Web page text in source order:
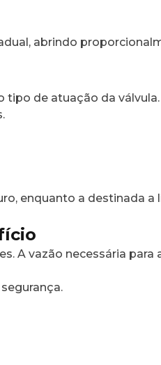
abrindo
tipo de atuação da válvula.
enquanto a destinada a
A vazão necessária para